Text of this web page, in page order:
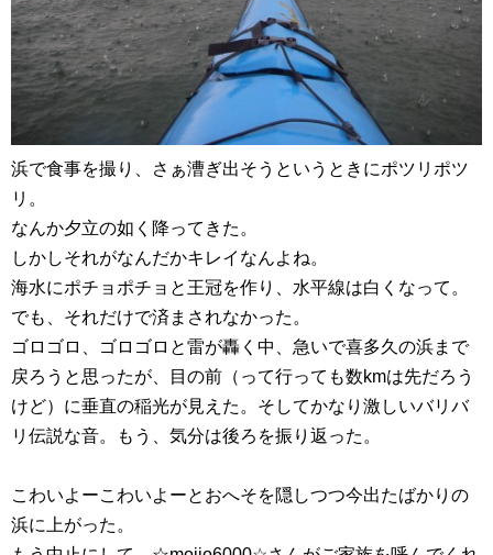
浜で食事を撮り、さぁ漕ぎ出そうというときにポツリポツ
リ。
なんか夕立の如く降ってきた。
しかしそれがなんだかキレイなんよね。
海水にポチョポチョと王冠を作り、水平線は白くなって。
でも、それだけで済まされなかった。
ゴロゴロ、ゴロゴロと雷が轟く中、急いで喜多久の浜まで
戻ろうと思ったが、目の前（って行っても数kmは先だろう
けど）に垂直の稲光が見えた。そしてかなり激しいバリバ
リ伝説な音。もう、気分は後ろを振り返った。
こわいよーこわいよーとおへそを隠しつつ今出たばかりの
浜に上がった。